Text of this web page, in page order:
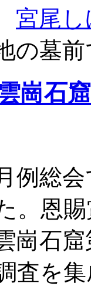
宮尾
の墓
崗石
例総
。恩
崗石
査を